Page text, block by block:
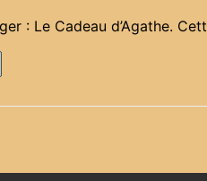
: Le Cadeau d’Agathe.